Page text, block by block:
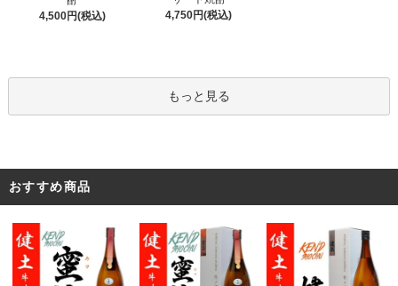
4,500円(税込)
4,750円(税込)
もっと見る
おすすめ商品